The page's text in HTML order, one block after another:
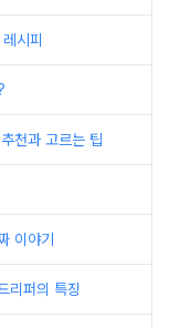
시피
천과 고르는 팁
이야기
리퍼의 특징